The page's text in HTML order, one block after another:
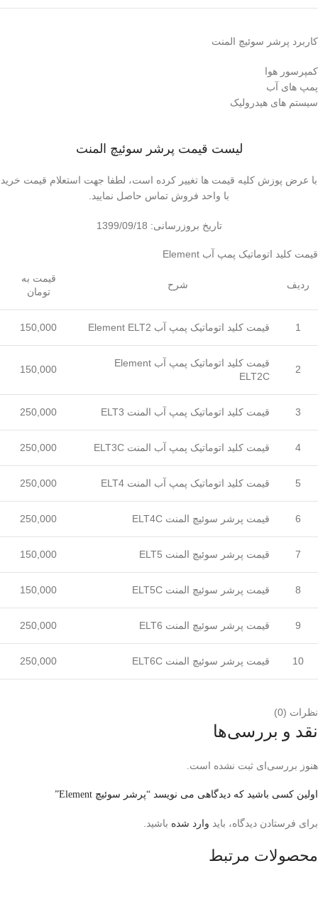
کاربرد پرشر سوئیچ المنت
کمپرسور هوا
پمپ های آب
سیستم های هیدرولیک
لیست قیمت پرشر سوئیچ المنت
با عرض پوزش کلیه قیمت ها تغییر کرده است، لطفا جهت استعلام قیمت خرید
با واحد فروش تماس حاصل نمایید.
تاریخ بروزرسانی: 1399/09/18
قیمت کلید اتوماتیک پمپ آب Element
ردیف شرح
قیمت به
تومان
1 قیمت کلید اتوماتیک پمپ آب Element ELT2 150,000
2
قیمت کلید اتوماتیک پمپ آب Element
ELT2C
150,000
3 قیمت کلید اتوماتیک پمپ آب المنت ELT3 250,000
4 قیمت کلید اتوماتیک پمپ آب المنت ELT3C 250,000
5 قیمت کلید اتوماتیک پمپ آب المنت ELT4 250,000
6 قیمت پرشر سوئیچ المنت ELT4C 250,000
7 قیمت پرشر سوئیچ المنت ELT5 150,000
8 قیمت پرشر سوئیچ المنت ELT5C 150,000
9 قیمت پرشر سوئیچ المنت ELT6 250,000
10 قیمت پرشر سوئیچ المنت ELT6C 250,000
نظرات (0)
نقد و بررسی‌ها
هنوز بررسی‌ای ثبت نشده است.
اولین کسی باشید که دیدگاهی می نویسد “پرشر سوئیچ Element”
برای فرستادن دیدگاه، باید وارد شده باشید.
محصولات مرتبط